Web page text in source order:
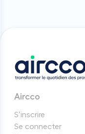
Aircco
S’inscrire
Se connecter